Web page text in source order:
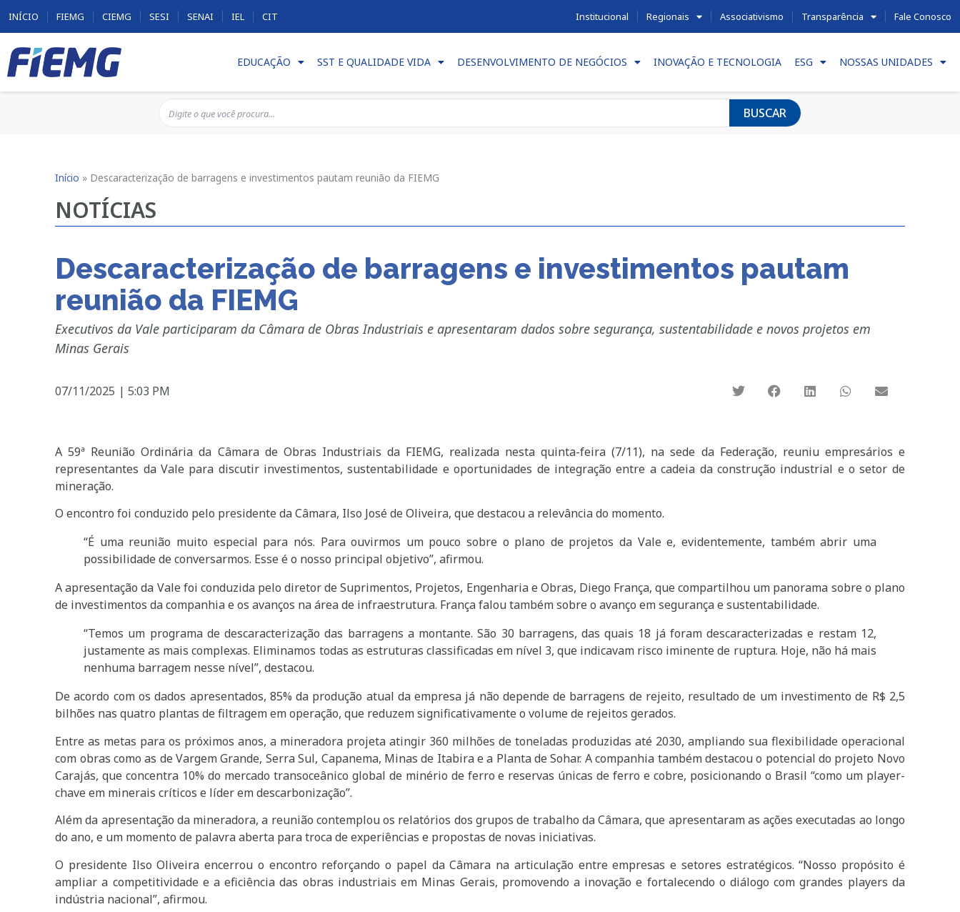
INÍCIO FIEMG CIEMG SESI SENAI IEL CIT Institucional Regionais Associativismo Transparência Fale Conosco
EDUCAÇÃO SST E QUALIDADE VIDA DESENVOLVIMENTO DE NEGÓCIOS INOVAÇÃO E TECNOLOGIA ESG NOSSAS UNIDADES
BUSCAR
Início » Descaracterização de barragens e investimentos pautam reunião da FIEMG
NOTÍCIAS
Descaracterização de barragens e investimentos pautam
reunião da FIEMG
Executivos da Vale participaram da Câmara de Obras Industriais e apresentaram dados sobre segurança, sustentabilidade e novos projetos em
Minas Gerais
07/11/2025 | 5:03 PM
A 59ª Reunião Ordinária da Câmara de Obras Industriais da FIEMG, realizada nesta quinta-feira (7/11), na sede da Federação, reuniu empresários e
representantes da Vale para discutir investimentos, sustentabilidade e oportunidades de integração entre a cadeia da construção industrial e o setor de
mineração.
O encontro foi conduzido pelo presidente da Câmara, Ilso José de Oliveira, que destacou a relevância do momento.
“É uma reunião muito especial para nós. Para ouvirmos um pouco sobre o plano de projetos da Vale e, evidentemente, também abrir uma
possibilidade de conversarmos. Esse é o nosso principal objetivo”, afirmou.
A apresentação da Vale foi conduzida pelo diretor de Suprimentos, Projetos, Engenharia e Obras, Diego França, que compartilhou um panorama sobre o plano
de investimentos da companhia e os avanços na área de infraestrutura. França falou também sobre o avanço em segurança e sustentabilidade.
“Temos um programa de descaracterização das barragens a montante. São 30 barragens, das quais 18 já foram descaracterizadas e restam 12,
justamente as mais complexas. Eliminamos todas as estruturas classificadas em nível 3, que indicavam risco iminente de ruptura. Hoje, não há mais
nenhuma barragem nesse nível”, destacou.
De acordo com os dados apresentados, 85% da produção atual da empresa já não depende de barragens de rejeito, resultado de um investimento de R$ 2,5
bilhões nas quatro plantas de filtragem em operação, que reduzem significativamente o volume de rejeitos gerados.
Entre as metas para os próximos anos, a mineradora projeta atingir 360 milhões de toneladas produzidas até 2030, ampliando sua flexibilidade operacional
com obras como as de Vargem Grande, Serra Sul, Capanema, Minas de Itabira e a Planta de Sohar. A companhia também destacou o potencial do projeto Novo
Carajás, que concentra 10% do mercado transoceânico global de minério de ferro e reservas únicas de ferro e cobre, posicionando o Brasil “como um player-
chave em minerais críticos e líder em descarbonização”.
Além da apresentação da mineradora, a reunião contemplou os relatórios dos grupos de trabalho da Câmara, que apresentaram as ações executadas ao longo
do ano, e um momento de palavra aberta para troca de experiências e propostas de novas iniciativas.
O presidente Ilso Oliveira encerrou o encontro reforçando o papel da Câmara na articulação entre empresas e setores estratégicos. “Nosso propósito é
ampliar a competitividade e a eficiência das obras industriais em Minas Gerais, promovendo a inovação e fortalecendo o diálogo com grandes players da
indústria nacional”, afirmou.